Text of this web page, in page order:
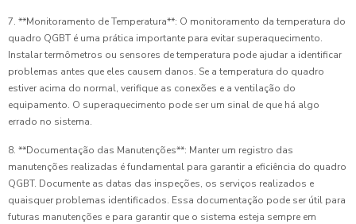
7. **Monitoramento de Temperatura**: O monitoramento da temperatura do
quadro QGBT é uma prática importante para evitar superaquecimento.
Instalar termômetros ou sensores de temperatura pode ajudar a identificar
problemas antes que eles causem danos. Se a temperatura do quadro
estiver acima do normal, verifique as conexões e a ventilação do
equipamento. O superaquecimento pode ser um sinal de que há algo
errado no sistema.
8. **Documentação das Manutenções**: Manter um registro das
manutenções realizadas é fundamental para garantir a eficiência do quadro
QGBT. Documente as datas das inspeções, os serviços realizados e
quaisquer problemas identificados. Essa documentação pode ser útil para
futuras manutenções e para garantir que o sistema esteja sempre em